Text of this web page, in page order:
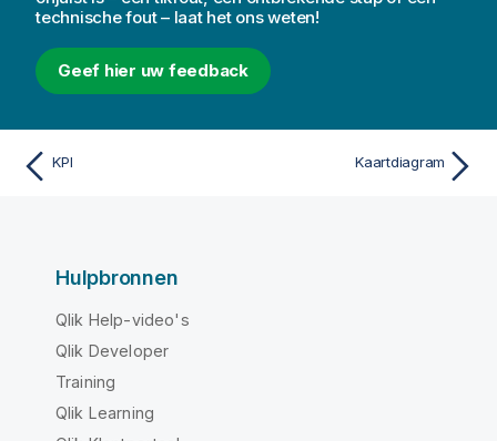
technische fout – laat het ons weten!
Geef hier uw feedback
KPI Kaartdiagram
Hulpbronnen
Qlik Help-video's
Qlik Developer
Training
Qlik Learning